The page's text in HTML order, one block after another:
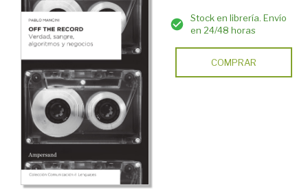
Stock en librería. Envío
en 24/48 horas
COMPRAR